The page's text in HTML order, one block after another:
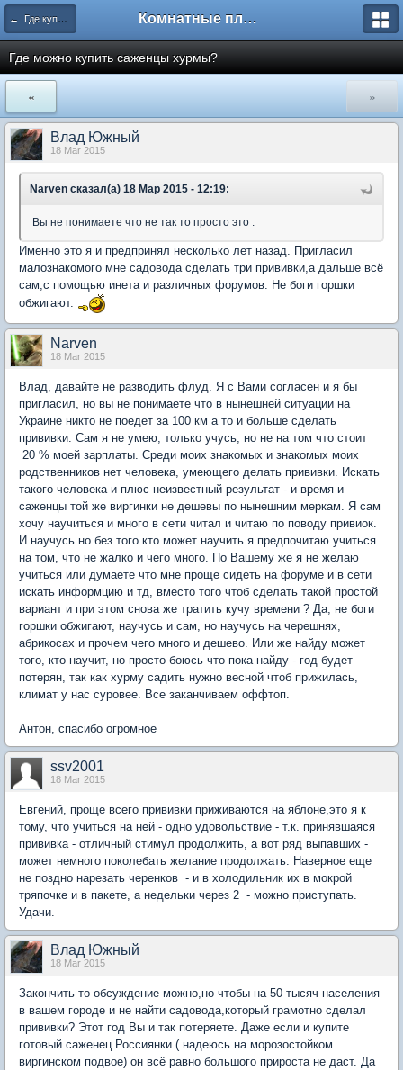
← Где купить растения для комнатного сада Комнатные плодовые экзоты
Где можно купить саженцы хурмы?
« »
Влад Южный
18 Mar 2015
Narven сказал(а) 18 Мар 2015 - 12:19:
Вы не понимаете что не так то просто это .
Именно это я и предпринял несколько лет назад. Пригласил
малознакомого мне садовода сделать три прививки,а дальше всё
сам,с помощью инета и различных форумов. Не боги горшки
обжигают.
Narven
18 Mar 2015
Влад, давайте не разводить флуд. Я с Вами согласен и я бы
пригласил, но вы не понимаете что в нынешней ситуации на
Украине никто не поедет за 100 км а то и больше сделать
прививки. Сам я не умею, только учусь, но не на том что стоит
20 % моей зарплаты. Среди моих знакомых и знакомых моих
родственников нет человека, умеющего делать прививки. Искать
такого человека и плюс неизвестный результат - и время и
саженцы той же виргинки не дешевы по нынешним меркам. Я сам
хочу научиться и много в сети читал и читаю по поводу привиок.
И научусь но без того кто может научить я предпочитаю учиться
на том, что не жалко и чего много. По Вашему же я не желаю
учиться или думаете что мне проще сидеть на форуме и в сети
искать информцию и тд, вместо того чтоб сделать такой простой
вариант и при этом снова же тратить кучу времени ? Да, не боги
горшки обжигают, научусь и сам, но научусь на черешнях,
абрикосах и прочем чего много и дешево. Или же найду может
того, кто научит, но просто боюсь что пока найду - год будет
потерян, так как хурму садить нужно весной чтоб прижилась,
климат у нас суровее. Все заканчиваем оффтоп.
Антон, спасибо огромное
ssv2001
18 Mar 2015
Евгений, проще всего прививки приживаются на яблоне,это я к
тому, что учиться на ней - одно удовольствие - т.к. принявшаяся
прививка - отличный стимул продолжить, а вот ряд выпавших -
может немного поколебать желание продолжать. Наверное еще
не поздно нарезать черенков - и в холодильник их в мокрой
тряпочке и в пакете, а недельки через 2 - можно приступать.
Удачи.
Влад Южный
18 Mar 2015
Закончить то обсуждение можно,но чтобы на 50 тысяч населения
в вашем городе и не найти садовода,который грамотно сделал
прививки? Этот год Вы и так потеряете. Даже если и купите
готовый саженец Россиянки ( надеюсь на морозостойком
виргинском подвое) он всё равно большого прироста не даст. Да